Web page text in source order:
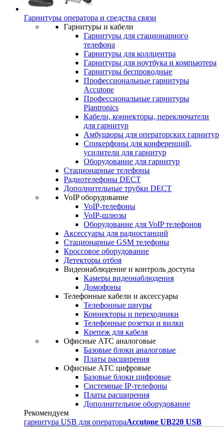
Гарнитуры оператора и средства связи
Гарнитуры и кабели
Гарнитуры для стационарного
телефона
Гарнитуры для коллцентра
Гарнитуры для ноутбука и компьютера
Гарнитуры беспроводные
Профессиональные гарнитуры
Accutone
Профессиональные гарнитуры
Plantronics
Кабели, коннекторы, переключатели
для гарнитур
Амбушюры для операторских гарнитур
Cпикерфоны для конференций,
усилители для гарнитур
Оборудование для гарнитур
Стационарные телефоны
Радиотелефоны DECT
Дополнительные трубки DECT
VoIP оборудование
VoIP-телефоны
VoIP-шлюзы
Оборудование для VoIP телефонов
Аксессуары для радиостанций
Стационарные GSM телефоны
Кроссовое оборудование
Детекторы отбоя
Видеонаблюдение и контроль доступа
Камеры видеонаблюдения
Домофоны
Телефонные кабели и аксессуары
Телефонные шнуры
Коннекторы и переходники
Телефонные розетки и вилки
Крепеж для кабеля
Офисные АТС аналоговые
Базовые блоки аналоговые
Платы расширения
Офисные АТС цифровые
Базовые блоки цифровые
Системные IP-телефоны
Платы расширения
Дополнительное оборудование
Рекомендуем
гарнитура USB для оператораAccutone UB220 USB